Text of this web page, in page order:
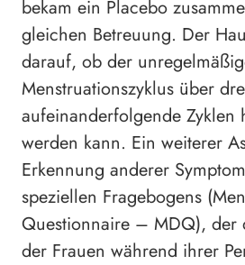
bekam ein Placebo
gleichen Betreuung. Der
darauf, ob der
Menstruationszyklus über
aufeinanderfolgende Zyklen
werden kann. Ein weiterer
Erkennung anderer
speziellen Fragebogens
Questionnaire – MDQ), der
der Frauen während ihrer